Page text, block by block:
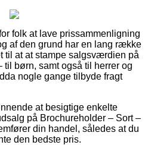
folk at lave prissammenligning
af den grund har en lang række
til at at stampe salgsværdien på
til børn, samt også til herrer og
nogle gange tilbyde fragt
at besigtige enkelte
på Brochureholder – Sort –
din handel, således at du
den bedste pris.